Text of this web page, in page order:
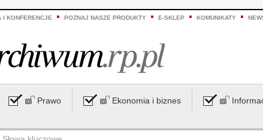
I KONFERENCJE POZNAJ NASZE PRODUKTY E-SKLEP KOMUNIKATY
Prawo Ekonomia i biznes